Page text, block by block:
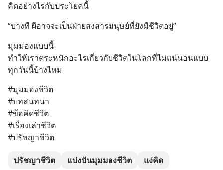
คิดอย่างไรกับประโยคนี้
“บางที ผีอาจจะเป็นฝ่ายสงสารมนุษย์ที่ยังมีชีวิตอยู่”
มุมมองแบบนี้
ทำให้เราตระหนักอะไรเกี่ยวกับชีวิตในโลกที่ไม่แน่นอนแบบ
ทุกวันนี้บ้างไหม
#มุมมองชีวิต
#บทสนทนา
#ข้อคิดชีวิต
#เรื่องเล่าชีวิต
#ปรัชญาชีวิต
ปรัชญาชีวิต แบ่งปันมุมมองชีวิต แง่คิด